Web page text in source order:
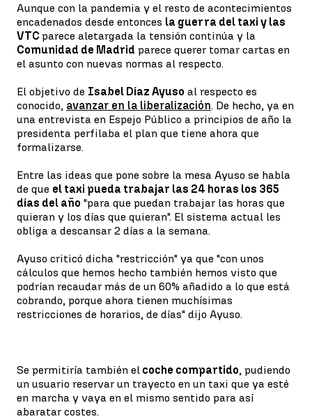
Aunque con la pandemia y el resto de acontecimientos
encadenados desde entonces la guerra del taxi y las
VTC parece aletargada la tensión continúa y la
Comunidad de Madrid parece querer tomar cartas en
el asunto con nuevas normas al respecto.
El objetivo de Isabel Díaz Ayuso al respecto es
conocido, avanzar en la liberalización. De hecho, ya en
una entrevista en Espejo Público a principios de año la
presidenta perfilaba el plan que tiene ahora que
formalizarse.
Entre las ideas que pone sobre la mesa Ayuso se habla
de que el taxi pueda trabajar las 24 horas los 365
días del año "para que puedan trabajar las horas que
quieran y los días que quieran". El sistema actual les
obliga a descansar 2 días a la semana.
Ayuso criticó dicha "restricción" ya que "con unos
cálculos que hemos hecho también hemos visto que
podrían recaudar más de un 60% añadido a lo que está
cobrando, porque ahora tienen muchísimas
restricciones de horarios, de días" dijo Ayuso.
Se permitiría también el coche compartido, pudiendo
un usuario reservar un trayecto en un taxi que ya esté
en marcha y vaya en el mismo sentido para así
abaratar costes.